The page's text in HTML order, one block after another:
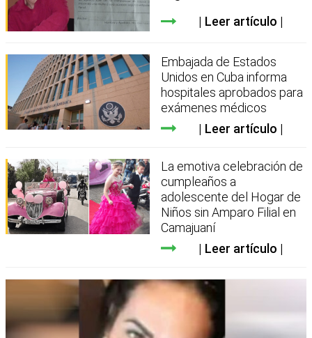
Leer artículo
Embajada de Estados
Unidos en Cuba informa
hospitales aprobados para
exámenes médicos
Leer artículo
La emotiva celebración de
cumpleaños a
adolescente del Hogar de
Niños sin Amparo Filial en
Camajuaní
Leer artículo